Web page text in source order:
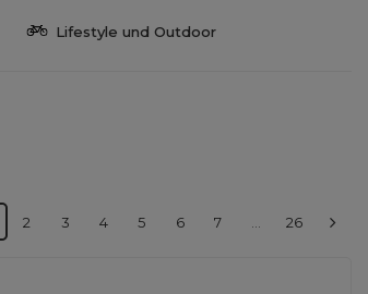
Lifestyle und Outdoor
2 3 4 5 6 7 26